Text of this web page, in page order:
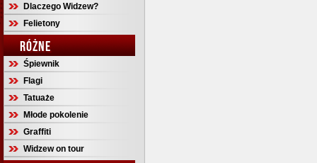
Dlaczego Widzew?
Felietony
RÓŻNE
Śpiewnik
Flagi
Tatuaże
Młode pokolenie
Graffiti
Widzew on tour